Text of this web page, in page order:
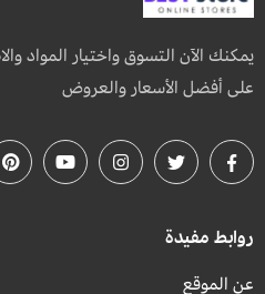
يمكنك الآن التسوق واختيار المواد
على أفضل الأسعار والعروض
روابط مفيدة
عن الموقع